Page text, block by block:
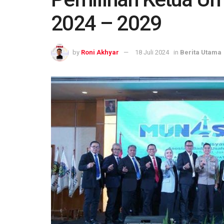
2024 – 2029
by Roni Akhyar 18 Juli 2024 in Berita Utama